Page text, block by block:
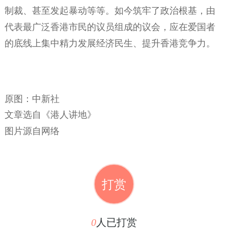
制裁、甚至发起暴动等等。如今筑牢了政治根基，由
代表最广泛香港市民的议员组成的议会，应在爱国者
的底线上集中精力发展经济民生、提升香港竞争力。
原图：中新社
文章选自《港人讲地》
图片源自网络
打赏
0人已打赏